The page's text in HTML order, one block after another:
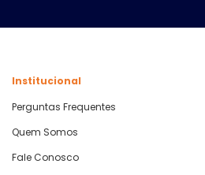
Institucional
Perguntas Frequentes
Quem Somos
Fale Conosco